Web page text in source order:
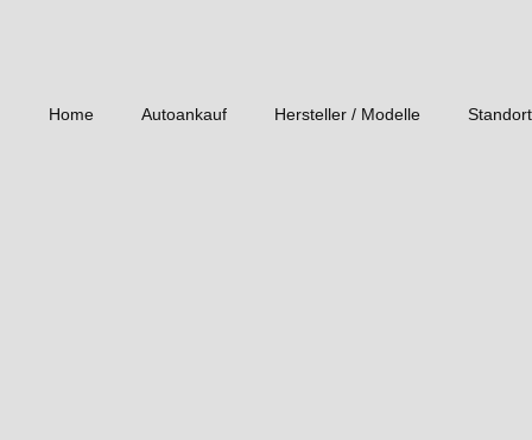
Home Autoankauf Hersteller / Modelle